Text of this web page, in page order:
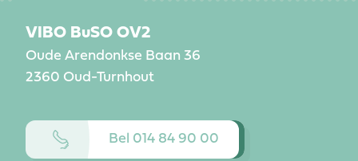
VIBO BuSO OV2
Oude Arendonkse Baan 36
2360 Oud-Turnhout
Bel 014 84 90 00